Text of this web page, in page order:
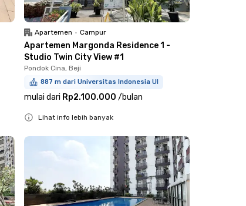
Apartemen • Campur
Apartemen Margonda Residence 1 -
Studio Twin City View #1
Pondok Cina, Beji
887 m dari Universitas Indonesia UI
mulai dari Rp2.100.000 /bulan
Lihat info lebih banyak